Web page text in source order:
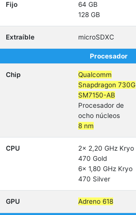
Fijo
64 GB
128 GB
Extraíble microSDXC
Procesador
Chip
Qualcomm
Snapdragon 730G
SM7150-AB
Procesador de
ocho núcleos
8 nm
CPU
2x 2,20 GHz Kryo
470 Gold
6x 1,80 GHz Kryo
470 Silver
GPU Adreno 618